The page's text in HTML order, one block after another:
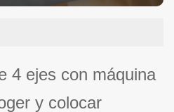
4 ejes con máquina
y colocar